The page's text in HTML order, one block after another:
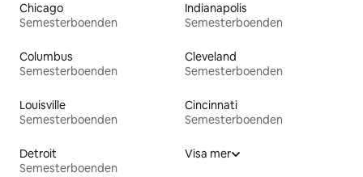
Chicago
Semesterboenden
Indianapolis
Semesterboenden
Columbus
Semesterboenden
Cleveland
Semesterboenden
Louisville
Semesterboenden
Cincinnati
Semesterboenden
Detroit
Semesterboenden
Visa mer